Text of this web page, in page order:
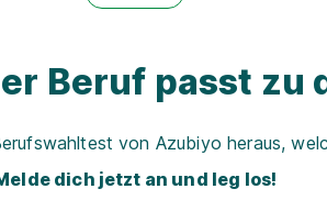
Beruf passt zu
von Azubiyo heraus,
dich jetzt an und leg los!